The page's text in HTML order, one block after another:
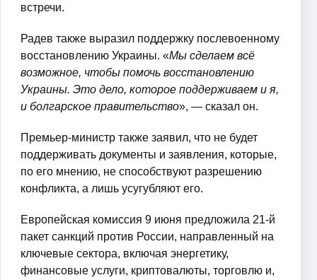
встречи.
Радев также выразил поддержку послевоенному
восстановлению Украины. «Мы сделаем всё
возможное, чтобы помочь восстановлению
Украины. Это дело, которое поддерживаем и я,
и болгарское правительство», — сказал он.
Премьер-министр также заявил, что не будет
поддерживать документы и заявления, которые,
по его мнению, не способствуют разрешению
конфликта, а лишь усугубляют его.
Европейская комиссия 9 июня предложила 21-й
пакет санкций против России, направленный на
ключевые сектора, включая энергетику,
финансовые услуги, криптовалюты, торговлю и,